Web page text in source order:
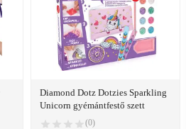
Diamond Dotz Dotzies Sparkling
Unicorn gyémántfestő szett
(0)